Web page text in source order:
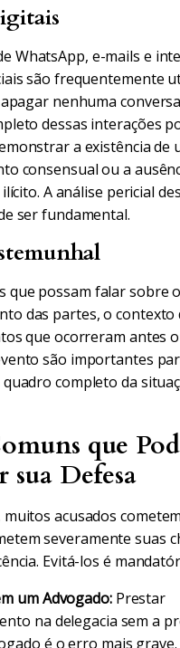
WhatsApp, e-mails e
são frequentemente
nenhuma
dessas interações
a existência de
consensual ou a
A análise pericial
ser fundamental.
que possam falar sobre o
das partes, o contexto
que ocorreram antes
são importantes
completo da
que
sua Defesa
muitos acusados
severamente suas
Evitá-los é
um Advogado:Prestar
na delegacia sem a
é o erro mais grave.